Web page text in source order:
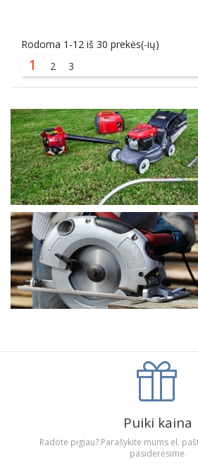
Rodoma 1-12 iš 30 prekės(-ių)
1 2 3
Puiki kaina
Radote pigiau? Parašykite mums el.
pasiderėsime.